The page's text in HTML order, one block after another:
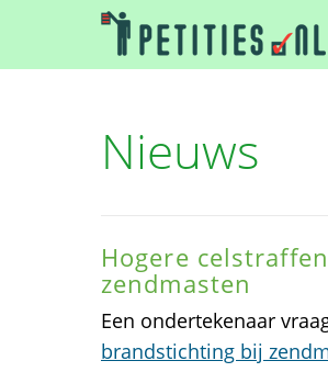
Nieuws
Hogere
zendmasten
Een ondertekenaar
brandstichting bij